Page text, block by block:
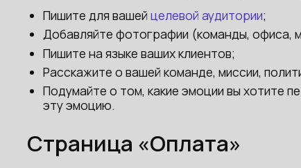
Пишите для вашейцелевой аудитории;
Добавляйте фотографии (команды, офиса,
Пишите на языке ваших клиентов;
Расскажите о вашей команде, миссии,
Подумайте о том, какие эмоции вы хотите
эту эмоцию.
Страница «Оплата»